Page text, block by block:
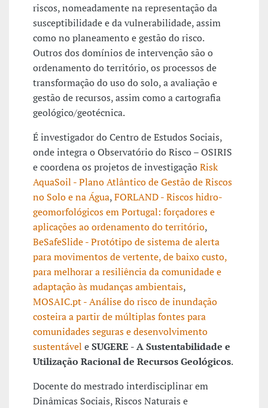
riscos, nomeadamente na representação da
susceptibilidade e da vulnerabilidade, assim
como no planeamento e gestão do risco.
Outros dos domínios de intervenção são o
ordenamento do território, os processos de
transformação do uso do solo, a avaliação e
gestão de recursos, assim como a cartografia
geológico/geotécnica.
É investigador do Centro de Estudos Sociais,
onde integra o Observatório do Risco – OSIRIS
e coordena os projetos de investigaçãoRisk
AquaSoil - Plano Atlântico de Gestão de Riscos
no Solo e na Água,FORLAND - Riscos hidro-
geomorfológicos em Portugal: forçadores e
aplicações ao ordenamento do território,
BeSafeSlide - Protótipo de sistema de alerta
para movimentos de vertente, de baixo custo,
para melhorar a resiliência da comunidade e
adaptação às mudanças ambientais,
MOSAIC.pt - Análise do risco de inundação
costeira a partir de múltiplas fontes para
comunidades seguras e desenvolvimento
sustentável eSUGERE -A Sustentabilidade e
Utilização Racional de Recursos Geológicos.
Docente do mestrado interdisciplinar em
Dinâmicas Sociais, Riscos Naturais e